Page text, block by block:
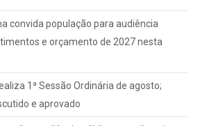
convida população para audiência
e orçamento de 2027 nesta
1ª Sessão Ordinária de agosto;
e aprovado